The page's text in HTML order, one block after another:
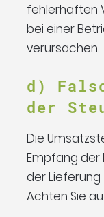
fehlerhaften
bei einer
verursachen.
d)
der
Die
Empfang der
der
Achten Sie